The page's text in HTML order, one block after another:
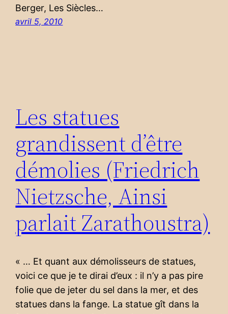
Berger, Les Siècles…
avril 5, 2010
Les statues
grandissent d’être
démolies (Friedrich
Nietzsche, Ainsi
parlait Zarathoustra)
« … Et quant aux démolisseurs de statues,
voici ce que je te dirai d’eux : il n’y a pas pire
folie que de jeter du sel dans la mer, et des
statues dans la fange. La statue gît dans la